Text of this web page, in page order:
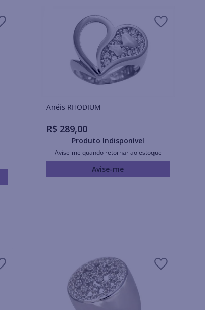
Anéis RHODIUM
R$ 289,00
Produto Indisponível
Avise-me quando retornar ao estoque
Avise-me